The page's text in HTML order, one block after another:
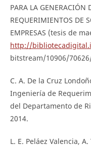
PARA LA GENERACIÓN
REQUERIMIENTOS DE
EMPRESAS (tesis de
http://
bitstream/10906/
C. A. De la Cruz
Ingeniería de
del Departamento de
2014.
L. E. Peláez Valencia,